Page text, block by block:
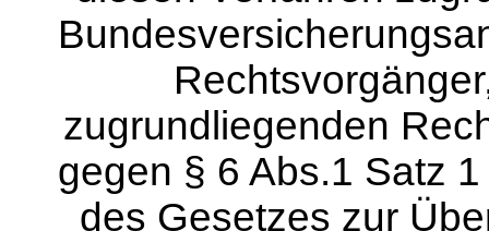
zugrundliegenden
gegen § 6 Abs.1 Satz
des Gesetzes zur